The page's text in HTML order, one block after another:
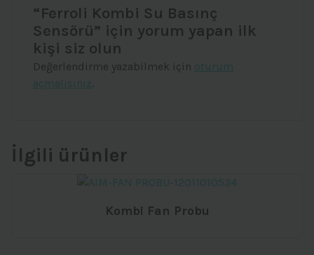
“Ferroli Kombi Su Basınç
Sensörü” için yorum yapan ilk
kişi siz olun
Değerlendirme yazabilmek için oturum
açmalısınız
İlgili ürünler
Kombi Fan Probu